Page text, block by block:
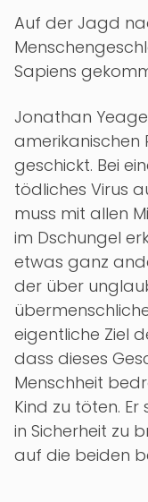
Auf der Jagd
Sapiens
Jonathan
amerikanischen
geschickt. Bei
tödliches Virus
muss mit allen
im Dschungel
etwas ganz
der über
eigentliche Ziel
dass dieses
Menschheit
Kind zu töten.
in Sicherheit zu
auf die beiden